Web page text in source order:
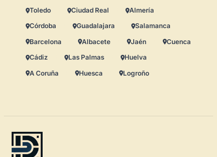
Toledo Ciudad Real Almería
Córdoba Guadalajara Salamanca
Barcelona Albacete Jaén Cuenca
Cádiz Las Palmas Huelva
A Coruña Huesca Logroño